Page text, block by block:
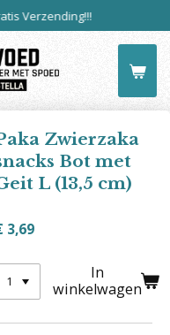
Verzending!!!
Zwierzaka
Bot met
L (13,5 cm)
3,69
In
winkelwagen